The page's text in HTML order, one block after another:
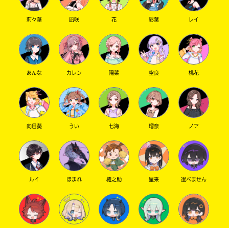
莉々華 凪咲 花 彩葉 レイ
あんな カレン 陽菜 空良 桃花
向日葵 うい 七海 瑠奈 ノア
ルイ ほまれ 権之助 星来 選べません